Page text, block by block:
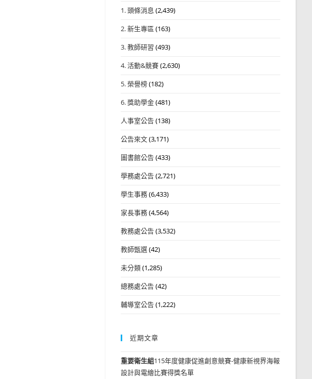
1. 頭條消息 (2,439)
2. 新生專區 (163)
3. 教師研習 (493)
4. 活動&競賽(2,630)
5. 榮譽榜(182)
6. 獎助學金(481)
人事室公告(138)
公告來文(3,171)
圖書館公告(433)
學務處公告(2,721)
學生事務(6,433)
家長事務(4,564)
教務處公告(3,532)
教師甄選(42)
未分類(1,285)
總務處公告(42)
輔導室公告(1,222)
近期文章
重要衛生組115年度健康促進創意競賽-健康新視界海報
設計與電繪比賽得獎名單